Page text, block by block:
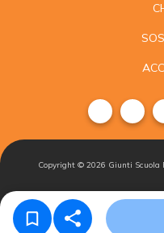
Copyright © 2026 Giunti
Condizioni di
vendita